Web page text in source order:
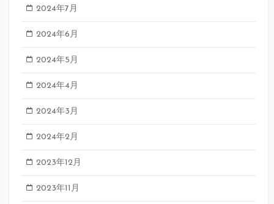
2024年7月
2024年6月
2024年5月
2024年4月
2024年3月
2024年2月
2023年12月
2023年11月